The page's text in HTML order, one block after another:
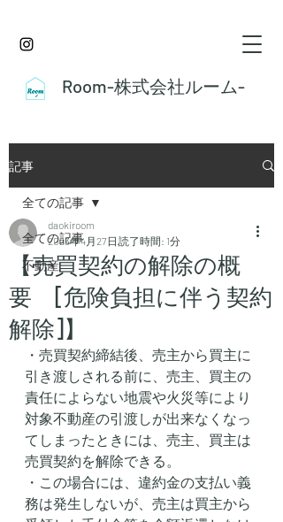
Room-株式会社ルーム-
記事
全ての記事
不動産
全ての記事
【売買契約の解除の概
要 [危険負担に伴う契約
解除]】
daokiroom
2023年4月27日 読了時間: 1分
・売買契約締結後、売主から買主に
引き渡しされる前に、売主、買主の
責任によらない地震や火災等により
対象不動産の引渡しが出来なくなっ
てしまったときには、売主、買主は
売買契約を解除できる。
・この場合には、違約金の支払い義
務は発生しないが、売主は買主から